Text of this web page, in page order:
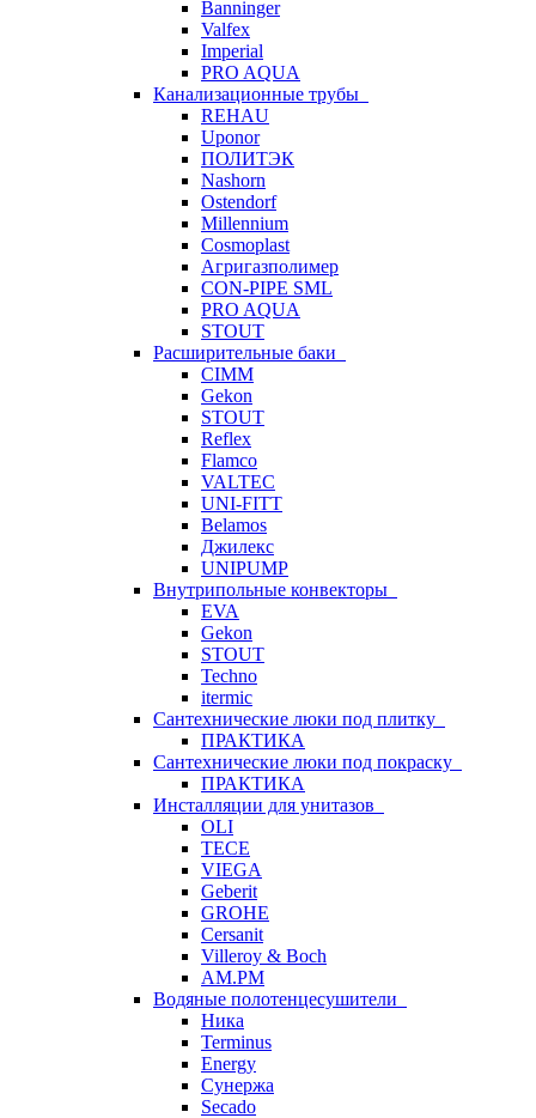
Banninger
Valfex
Imperial
PRO AQUA
Канализационные трубы
REHAU
Uponor
ПОЛИТЭК
Nashorn
Ostendorf
Millennium
Cosmoplast
Агригазполимер
CON-PIPE SML
PRO AQUA
STOUT
Расширительные баки
CIMM
Gekon
STOUT
Reflex
Flamco
VALTEC
UNI-FITT
Belamos
Джилекс
UNIPUMP
Внутрипольные конвекторы
EVA
Gekon
STOUT
Techno
itermic
Сантехнические люки под плитку
ПРАКТИКА
Сантехнические люки под покраску
ПРАКТИКА
Инсталляции для унитазов
OLI
TECE
VIEGA
Geberit
GROHE
Cersanit
Villeroy & Boch
AM.PM
Водяные полотенцесушители
Ника
Terminus
Energy
Сунержа
Secado